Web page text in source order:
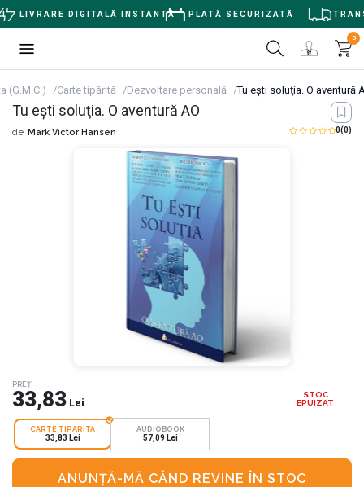
LIVRARE DIGITALĂ INSTANTĂ PLATĂ SECURIZATĂ
0
(G.M.C.) Carte tipărită Dezvoltare personală Tu eşti soluţia. O aventură
Tu eşti soluţia. O aventură AO
de Mark Victor Hansen 0(0)
PREȚ
33,83 Lei
STOC
EPUIZAT
CARTE TIPARITA
33,83 Lei
AUDIOBOOK
57,09 Lei
ANUNȚĂ-MĂ CÂND REVINE ÎN STOC